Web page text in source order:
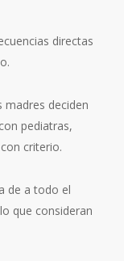
directas
deciden
pediatras,
criterio.
de a todo el
que consideran